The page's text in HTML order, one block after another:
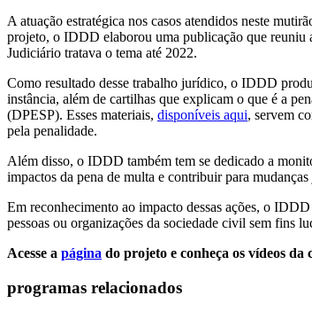
A atuação estratégica nos casos atendidos neste
projeto, o IDDD elaborou uma publicação que reuniu
Judiciário tratava o tema até 2022.
Como resultado desse trabalho jurídico, o IDDD
instância, além de cartilhas que explicam o que é a
(DPESP). Esses materiais, disponíveis aqui, servem
pela penalidade.
Além disso, o IDDD também tem se dedicado a
impactos da pena de multa e contribuir para
Em reconhecimento ao impacto dessas ações, o
pessoas ou organizações da sociedade civil sem fins
Acesse a página do projeto e conheça os vídeos
programas relacionados